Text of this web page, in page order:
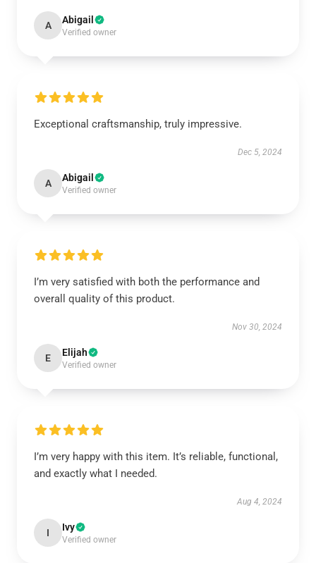
A Abigail
Verified owner
Exceptional craftsmanship, truly impressive.
Dec 5, 2024
A Abigail
Verified owner
I’m very satisfied with both the performance and
overall quality of this product.
Nov 30, 2024
E Elijah
Verified owner
I’m very happy with this item. It’s reliable, functional,
and exactly what I needed.
Aug 4, 2024
I Ivy
Verified owner